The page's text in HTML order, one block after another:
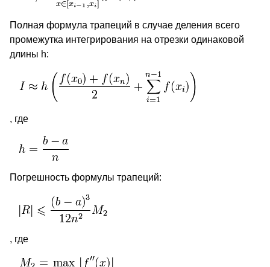
Полная формула трапеций в случае деления всего
промежутка интегрирования на отрезки одинаковой
длины h:
, где
Погрешность формулы трапеций:
, где